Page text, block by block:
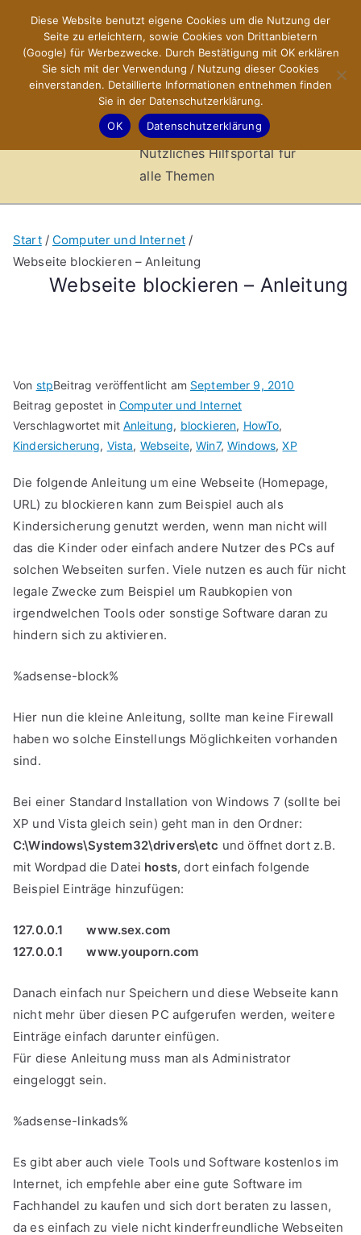
springen
X-Sites.de
–
Hilfsportal
Nützliches Hilfsportal für
alle Themen
Webseite blockieren – Anleitung
Start
Computer und Internet
Webseite blockieren – Anleitung
Von stpBeitrag veröffentlicht am September 9, 2010
Beitrag gepostet inComputer und Internet
Verschlagwortet mitAnleitung, blockieren, HowTo,
Kindersicherung, Vista, Webseite,Win7,Windows,XP
Die folgende Anleitung um eine Webseite (Homepage,
URL) zu blockieren kann zum Beispiel auch als
Kindersicherung genutzt werden, wenn man nicht will
das die Kinder oder einfach andere Nutzer des PCs auf
solchen Webseiten surfen. Viele nutzen es auch für nicht
legale Zwecke zum Beispiel um Raubkopien von
irgendwelchen Tools oder sonstige Software daran zu
hindern sich zu aktivieren.
%adsense-block%
Hier nun die kleine Anleitung, sollte man keine Firewall
haben wo solche Einstellungs Möglichkeiten vorhanden
sind.
Bei einer Standard Installation von Windows 7 (sollte bei
XP und Vista gleich sein) geht man in den Ordner:
C:\Windows\System32\drivers\etc und öffnet dort z.B.
mit Wordpad die Datei hosts, dort einfach folgende
Beispiel Einträge hinzufügen:
127.0.0.1 www.sex.com
127.0.0.1 www.youporn.com
Danach einfach nur Speichern und diese Webseite kann
nicht mehr über diesen PC aufgerufen werden, weitere
Einträge einfach darunter einfügen.
Für diese Anleitung muss man als Administrator
eingeloggt sein.
%adsense-linkads%
Es gibt aber auch viele Tools und Software kostenlos im
Internet, ich empfehle aber eine gute Software im
Fachhandel zu kaufen und sich dort beraten zu lassen,
da es einfach zu viele nicht kinderfreundliche Webseiten
Diese Website benutzt eigene Cookies um die Nutzung der
Seite zu erleichtern, sowie Cookies von Drittanbietern
(Google) für Werbezwecke. Durch Bestätigung mit OK erklären
Sie sich mit der Verwendung / Nutzung dieser Cookies
einverstanden. Detaillierte Informationen entnehmen finden
Sie in der Datenschutzerklärung.
OK
Datenschutzerklärung